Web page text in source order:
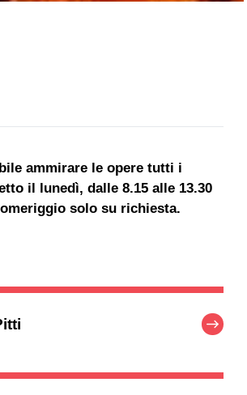
ammirare le opere tutti i
il lunedì, dalle 8.15 alle 13.30
solo su richiesta.